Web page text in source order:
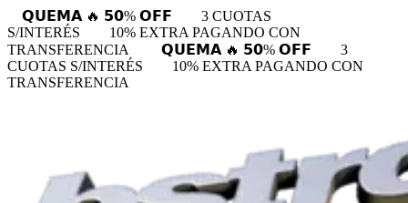
𝗤𝗨𝗘𝗠𝗔 🔥 𝟱𝟬% 𝗢𝗙𝗙
3 CUOTAS
S/INTERÉS
10% EXTRA PAGANDO CON
TRANSFERENCIA
𝗤𝗨𝗘𝗠𝗔 🔥 𝟱𝟬% 𝗢𝗙𝗙
3
CUOTAS S/INTERÉS
10% EXTRA PAGANDO CON
TRANSFERENCIA